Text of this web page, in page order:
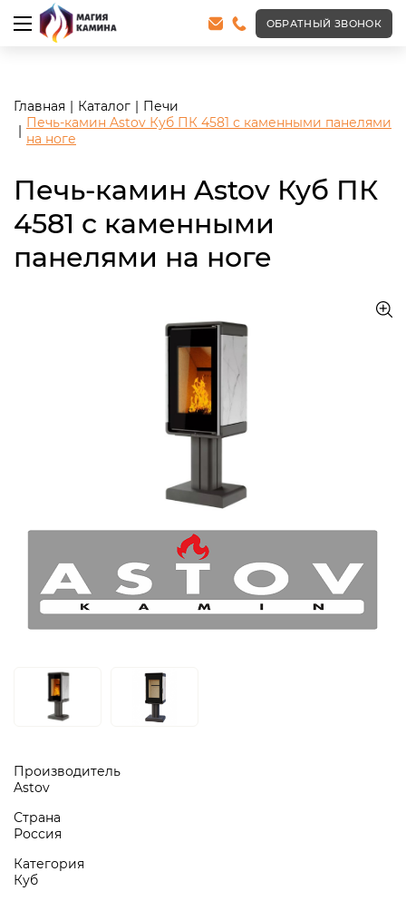
<meta name="robots" content="noindex, follow"/>
ОБРАТНЫЙ ЗВОНОК
Главная Каталог
Печи
Печь-камин Astov Куб ПК 4581 с каменными панелями
на ноге
Печь-камин Astov Куб ПК
4581 с каменными
панелями на ноге
Производитель
Astov
Страна
Россия
Категория
Куб